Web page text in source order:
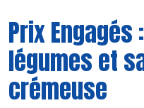
Prix Engagés
légumes et
crémeuse